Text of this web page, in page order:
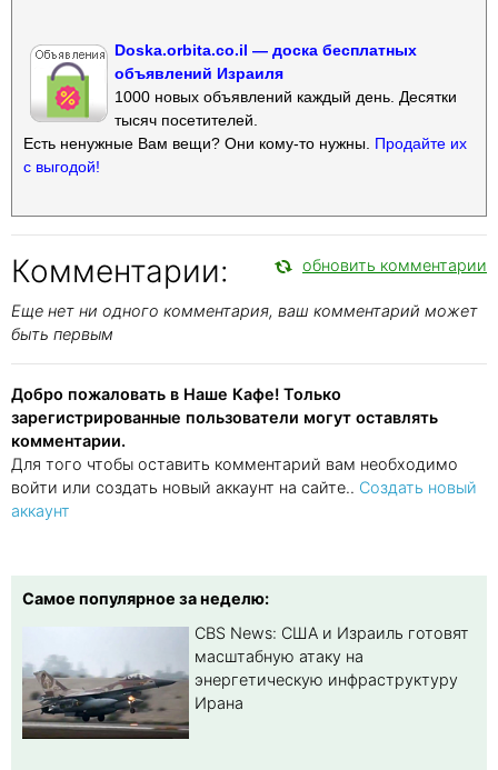
Doska.orbita.co.il — доска бесплатных
объявлений Израиля
1000 новых объявлений каждый день. Десятки
тысяч посетителей.
Есть ненужные Вам вещи? Они кому-то нужны. Продайте их
с выгодой!
Комментарии: обновить комментарии
Еще нет ни одного комментария, ваш комментарий может
быть первым
Добро пожаловать в Наше Кафе! Только
зарегистрированные пользователи могут оставлять
комментарии.
Для того чтобы оставить комментарий вам необходимо
войти или создать новый аккаунт на сайте.. Создать новый
аккаунт
Самое популярное за неделю:
CBS News: США и Израиль готовят
масштабную атаку на
энергетическую инфраструктуру
Ирана